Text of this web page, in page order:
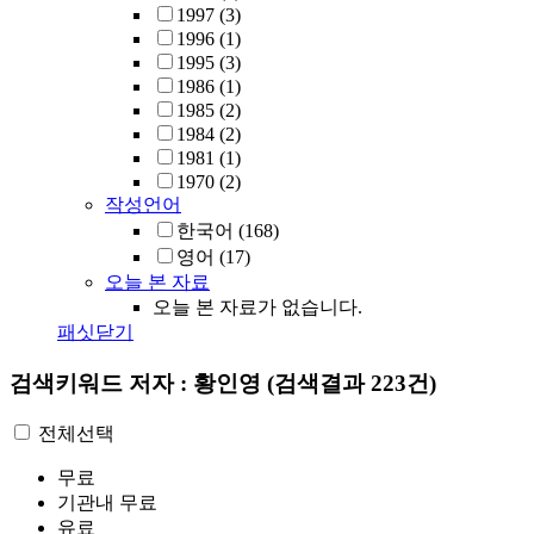
1997 (3)
1996 (1)
1995 (3)
1986 (1)
1985 (2)
1984 (2)
1981 (1)
1970 (2)
작성언어
한국어 (168)
영어 (17)
오늘 본 자료
오늘 본 자료가 없습니다.
패싯닫기
검색키워드 저자 : 황인영 (검색결과 223건)
전체선택
무료
기관내 무료
유료